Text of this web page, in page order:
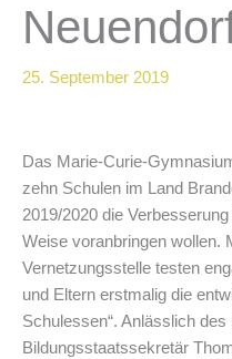
25. September 2019
Das Marie-Curie-
zehn Schulen im Land
2019/2020 die
Weise voranbringen wollen.
Vernetzungsstelle testen
und Eltern erstmalig die
Schulessen“. Anlässlich
Bildungsstaatssekretär